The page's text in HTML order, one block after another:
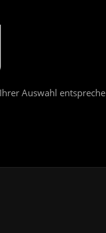
Auswahl